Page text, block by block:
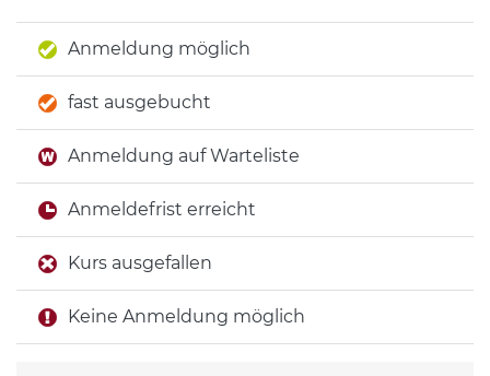
Anmeldung möglich
fast ausgebucht
Anmeldung auf Warteliste
Anmeldefrist erreicht
Kurs ausgefallen
Keine Anmeldung möglich